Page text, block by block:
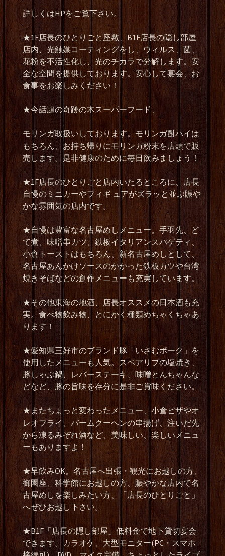
詳しくはHPをご覧下さい。
★1F店長のひとりごと座敷、 B1F店長の隠し部屋
店内、光触媒コーティングをし、ウィルス、菌、
花粉を不活性化し、光のチカラで分解します。安
全な空間を提供しております。安心して宴会、お
食事をお楽しみください！
★今話題の奇跡の木スーパーフード、
モリンガ取扱いしております。モリンガ酎ハイは
もちろん、お持ち帰りにモリンガ粉末を店頭で販
売します。是非健康のために毎日飲みましょう！
★1F店長のひとりごと店内いたるところに、店長
自慢のミニカーやフィギ ュアがズラッと並ぶ賑や
かな雰囲気の店内です。
★自慢は豊富な名古屋めしメニュー。手羽先、ど
て煮、味噌串カツ、鉄板イタリアンスパゲティ、
小倉トーストはもちろん、新名古屋めしとして、
名古屋あんかけソースのかかった鉄板カツや台湾
焼きそばなどの創作メニューも充実しています。
★その他東海の地酒、店長オススメの日本酒も充
実。食べ物飲み物、とにかく種類めちゃくちゃあ
ります！
★愛知県三好市のブランド豚「いさむポーク」を
使用したメニューも人気。スペアリブの塩焼き、
豚しゃぶ鍋、レバーステーキ、味噌とんちゃんな
どなど、豚の旨味を存分に是非ご賞味ください。
★またちょっと変わったメニュー、小倉ピザやオ
レオフライ、バームクーヘンの串揚げ、注いだ先
から凍るみぞれ酒など、美味しい、楽しいメニュ
ーもありますよ！
★早飲みOK。名古屋へ出張・観光にお越しの方、
御園座、科学館にお越しの方、賑やかな店内で名
古屋めしを楽しみたい方、「店長のひとりごと」
へぜひお越し下さい。
★B1F「店長の隠し部屋」低料金で地下貸切宴会
できます。カラオケ、大型モニター(PC・スマホ